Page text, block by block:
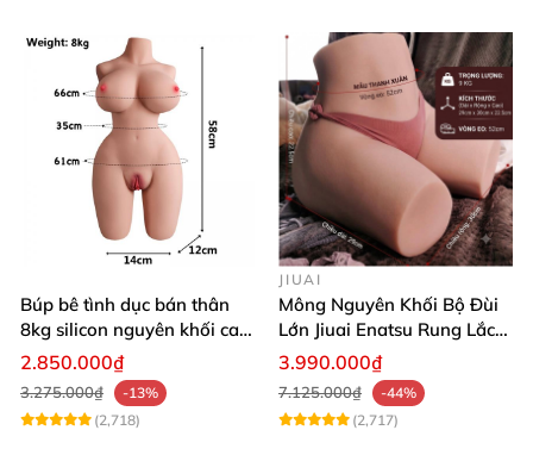
Búp bê tình dục bán thân
8kg silicon nguyên khối cao
cấp
2.850.000₫
3.275.000₫
-13%
(2,718)
JIUAI
Mông Nguyên Khối Bộ Đùi
Lớn Jiuai Enatsu Rung Lắc
Siêu Thật
3.990.000₫
7.125.000₫
-44%
(2,717)